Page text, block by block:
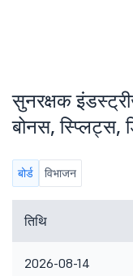
सुनरक्षक
बोनस, स्प्लिट्स,
बोर्ड विभाजन
तिथि
2026-08-14